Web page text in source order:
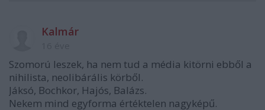
Kalmár
Szomorú leszek, ha nem tud a média kitörni ebből a
nihilista, neolibárális körből.
Jáksó, Bochkor, Hajós, Balázs.
Nekem mind egyforma értéktelen nagyképű.